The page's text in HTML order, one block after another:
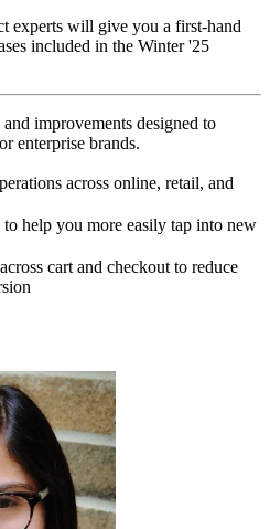
experts will give you a first-hand
included in the Winter '25
improvements designed to
enterprise brands.
across online, retail, and
help you more easily tap into new
cart and checkout to reduce